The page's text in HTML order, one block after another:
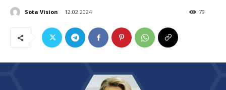
Sota Vision 12.02.2024 79